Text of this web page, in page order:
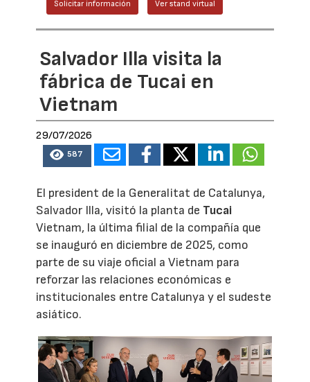
Solicitar información Ver stand virtual
Salvador Illa visita la
fábrica de Tucai en
Vietnam
29/07/2026
587
El president de la Generalitat de Catalunya,
Salvador Illa, visitó la planta de Tucai
Vietnam, la última filial de la compañía que
se inauguró en diciembre de 2025, como
parte de su viaje oficial a Vietnam para
reforzar las relaciones económicas e
institucionales entre Catalunya y el sudeste
asiático.